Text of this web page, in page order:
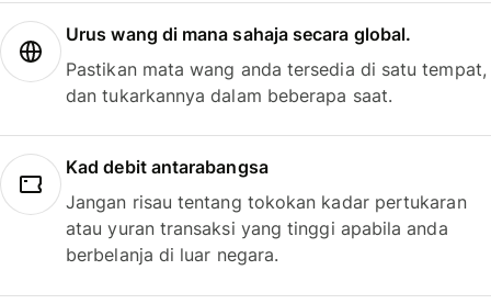
Urus wang di mana sahaja secara global.
Pastikan mata wang anda tersedia di satu tempat,
dan tukarkannya dalam beberapa saat.
Kad debit antarabangsa
Jangan risau tentang tokokan kadar pertukaran
atau yuran transaksi yang tinggi apabila anda
berbelanja di luar negara.